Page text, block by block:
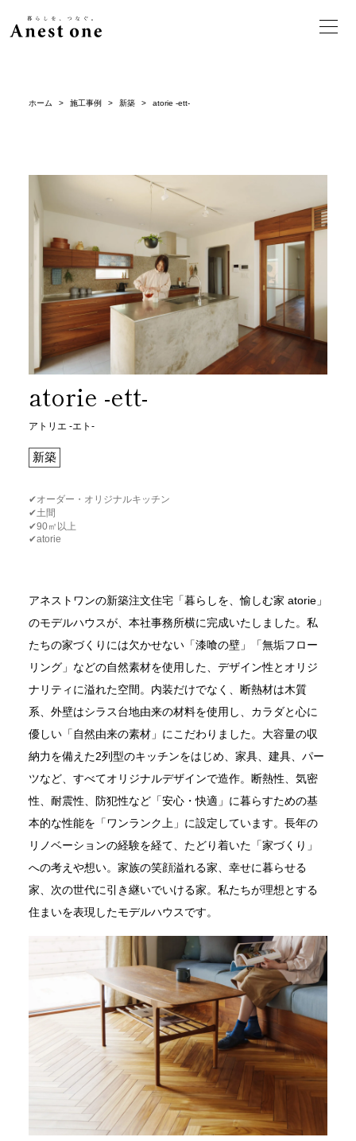
ホーム > 施工事例 > 新築 > atorie -ett-
atorie -ett-
アトリエ -エト-
新築
✔︎オーダー・オリジナルキッチン
✔︎土間
✔︎90㎡以上
✔︎atorie
アネストワンの新築注文住宅「暮らしを、愉しむ家 atorie」
のモデルハウスが、本社事務所横に完成いたしました。私
たちの家づくりには欠かせない「漆喰の壁」「無垢フロー
リング」などの自然素材を使用した、デザイン性とオリジ
ナリティに溢れた空間。内装だけでなく、断熱材は木質
系、外壁はシラス台地由来の材料を使用し、カラダと心に
優しい「自然由来の素材」にこだわりました。大容量の収
納力を備えた2列型のキッチンをはじめ、家具、建具、パー
ツなど、すべてオリジナルデザインで造作。断熱性、気密
性、耐震性、防犯性など「安心・快適」に暮らすための基
本的な性能を「ワンランク上」に設定しています。長年の
リノベーションの経験を経て、たどり着いた「家づくり」
への考えや想い。家族の笑顔溢れる家、幸せに暮らせる
家、次の世代に引き継いでいける家。私たちが理想とする
住まいを表現したモデルハウスです。